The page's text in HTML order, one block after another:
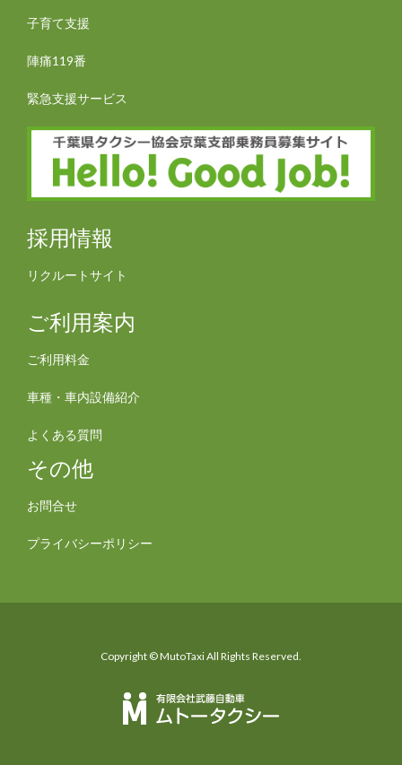
子育て支援
陣痛119番
緊急支援サービス
採用情報
リクルートサイト
ご利用案内
ご利用料金
車種・車内設備紹介
よくある質問
その他
お問合せ
プライバシーポリシー
Copyright © MutoTaxi All Rights Reserved.